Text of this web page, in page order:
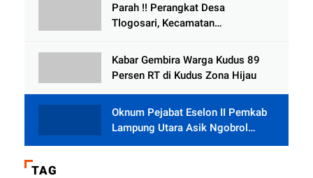
Parah !! Perangkat Desa
Tlogosari, Kecamatan
Rumah dari BAZNAS
Kabar Gembira Warga Kudus 89
Persen RT di Kudus Zona Hijau
Oknum Pejabat Eselon II Pemkab
Lampung Utara Asik Ngobrol
Dengan Teman Kencan Wanitanya
TAG